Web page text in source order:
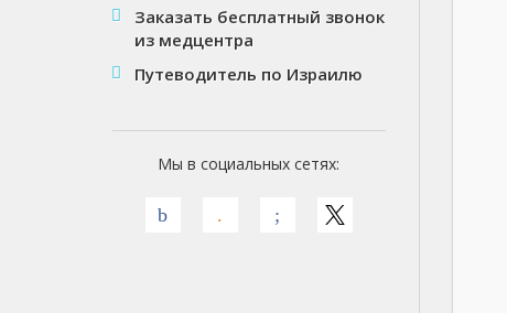
Заказать бесплатный звонок
из медцентра
Путеводитель по Израилю
Мы в социальных сетях: